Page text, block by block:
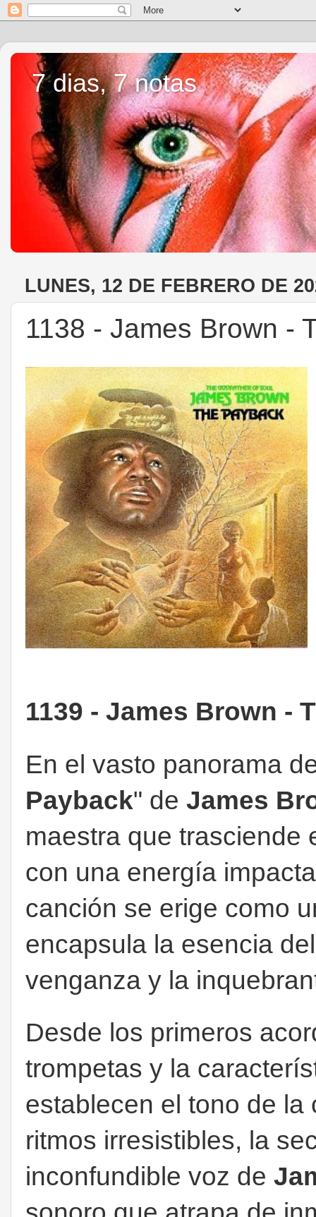
7 dias, 7 notas
LUNES, 12 DE FEBRERO DE
1138 - James Brown -
1139 - James Brown -
En el vasto panorama
Payback" de James
maestra que trasciende
con una energía
canción se erige como
encapsula la esencia
venganza y la
Desde los primeros
trompetas y la
establecen el tono de
ritmos irresistibles, la
inconfundible voz de